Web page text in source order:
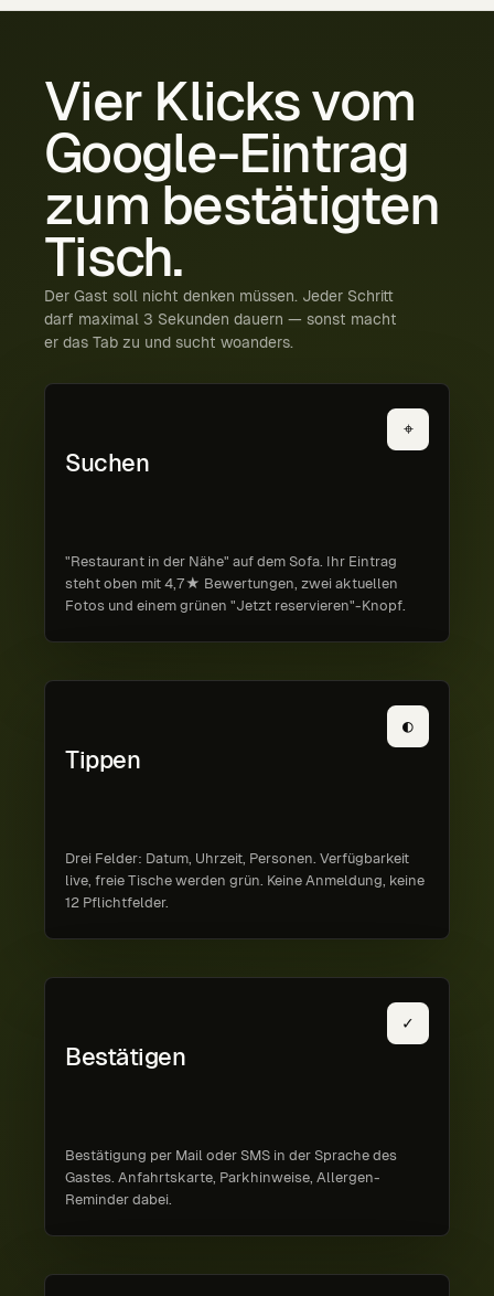
Vier Klicksvom
Google-Eintrag
zum bestätigten
Tisch.
Der Gast soll nicht denken müssen. Jeder Schritt
darf maximal 3 Sekunden dauern — sonst macht
er das Tab zu und sucht woanders.
⌖
Suchen
"Restaurant in der Nähe" auf dem Sofa. Ihr Eintrag
steht oben mit 4,7★ Bewertungen, zwei aktuellen
Fotos und einem grünen "Jetzt reservieren"-Knopf.
◐
Tippen
Drei Felder: Datum, Uhrzeit, Personen. Verfügbarkeit
live, freie Tische werden grün. Keine Anmeldung, keine
12 Pflicht­felder.
✓
Bestätigen
Bestätigung per Mail oder SMS in der Sprache des
Gastes. Anfahrts­karte, Parkhinweise, Allergen-
Reminder dabei.